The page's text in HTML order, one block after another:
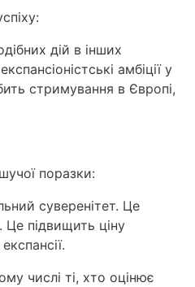
дій в інших
амбіції у
стримування в Європі,
поразки:
суверенітет. Це
підвищить ціну
числі ті, хто оцінює